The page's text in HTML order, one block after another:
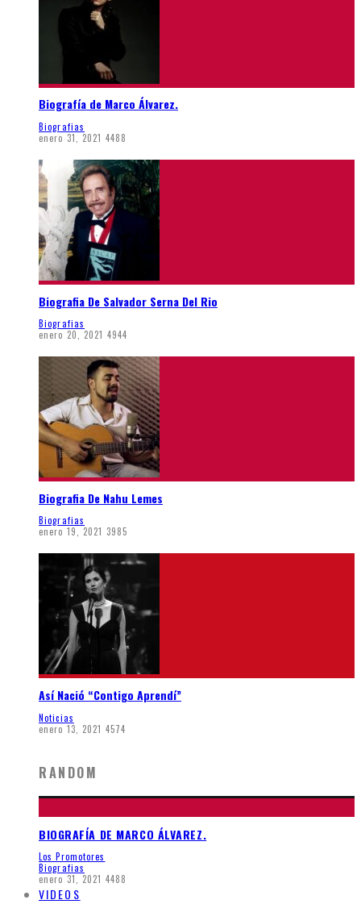
Biografía de Marco Álvarez.
Biografias
enero 31, 2021 4488
Biografia De Salvador Serna Del Rio
Biografias
enero 20, 2021 4944
Biografia De Nahu Lemes
Biografias
enero 19, 2021 3985
Así Nació “Contigo Aprendí”
Noticias
enero 13, 2021 4574
RANDOM
BIOGRAFÍA DE MARCO ÁLVAREZ.
Los Promotores
Biografias
enero 31, 2021 4488
VIDEOS